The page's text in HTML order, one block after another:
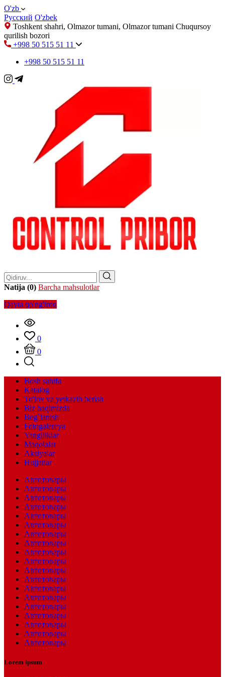
O'zb
Русский O'zbek
Toshkent shahri, Olmazor tumani, Olmazor tumani Chuqursoy
qurilish bozori
+998 50 515 51 11
+998 50 515 51 11
Natija (0) Barcha mahsulotlar
Qayta qo'ng'iroq
0
0
Bosh sahifa
Katalog
To'lov va yetkazib berish
Biz haqimizda
Bog`lanish
Fotogalereya
Yangiliklar
Maqolalar
Aksiyalar
Hujjatlar
Автотовары
Автотовары
Автотовары
Автотовары
Автотовары
Автотовары
Автотовары
Автотовары
Автотовары
Автотовары
Автотовары
Автотовары
Автотовары
Автотовары
Автотовары
Автотовары
Автотовары
Автотовары
Автотовары
Lorem ipsum